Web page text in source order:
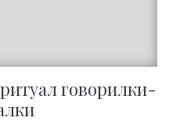
говорилки-